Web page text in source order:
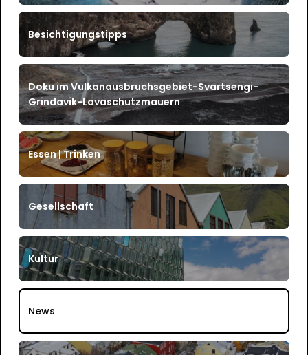
Besichtigungstipps
Doku im Vulkanausbruchsgebiet-Svartsengi-
Grindavik-Lavaschutzmauern
Essen | Trinken
Gesellschaft
Kultur
News